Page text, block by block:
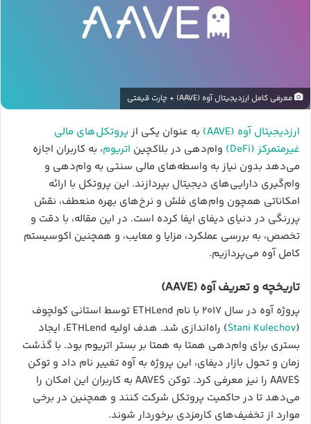
معرفی کامل ارزدیجیتال آوه (AAVE) + چارت قیمتی
ارزدیجیتال آوه (AAVE) به عنوان یکی از پروتکل‌های مالی
غیرمتمرکز (DeFi)
وام‌دهی در بلاکچین اتریوم، به کاربران اجازه
می‌دهد بدون نیاز به واسطه‌های مالی سنتی به وام‌دهی و
وام‌گیری دارایی‌های دیجیتال بپردازند. این پروتکل با ارائه
امکاناتی همچون وام‌های فلش و نرخ‌های بهره منعطف، نقش
پررنگی در دنیای دیفای ایفا کرده است. در این مقاله، با دقت و
تخصص، به بررسی عملکرد، مزایا و معایب، و همچنین اکوسیستم
کامل آوه می‌پردازیم.
تاریخچه و تعریف آوه (AAVE)
پروژه آوه در سال ۲۰۱۷ با نام ETHLend توسط استانی کولچوف
(
Stani Kulechov
) راه‌اندازی شد. هدف اولیه ETHLend، ایجاد
بستری برای وام‌دهی همتا به همتا بر بستر اتریوم بود. با گذشت
زمان و تحول بازار دیفای، این پروژه به آوه تغییر نام داد و توکن
$AAVE را نیز معرفی کرد. توکن $AAVE به کاربران این امکان را
می‌دهد تا در حاکمیت پروتکل شرکت کنند و همچنین در برخی
موارد از تخفیف‌های کارمزدی برخوردار شوند.